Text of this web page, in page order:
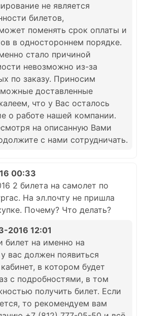
не является
билетов,
поменять срок оплаты и
в одностороннем порядке.
стало причиной
невозможно из-за
по заказу. Приносим
доставленные
что у Вас осталось
о работе нашей компании.
на описанную Вами
с нами сотрудничать.
00:33
2 билета на самолет по
На эл.почту не пришла
Почему? Что делать?
2016 12:01
билет на именно на
вас должен появиться
в котором будет
с подробностями, в том
получить билет. Если
то рекомендуем вам